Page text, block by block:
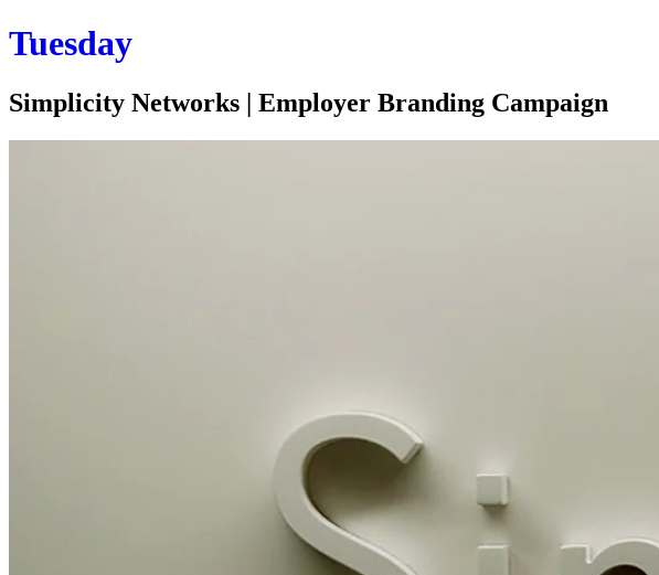
Tuesday
Simplicity Networks | Employer Branding Campaign